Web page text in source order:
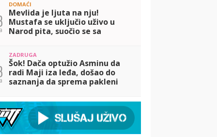
DOMAĆI
Mevlida je ljuta na nju!
Mustafa se uključio uživo u
Narod pita, suočio se sa
ZADRUGA
Šok! Dača optužio Asminu da
radi Maji iza leđa, došao do
saznanja da sprema pakleni
Krišom si... (VIDEO)